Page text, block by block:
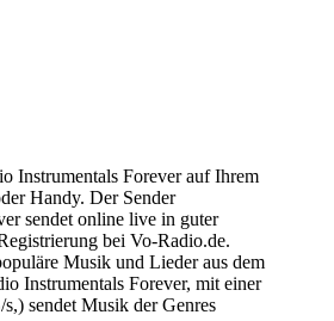
Instrumentals Forever auf Ihrem
Handy. Der Sender
sendet online live in guter
bei Vo-Radio.de.
Musik und Lieder aus dem
Instrumentals Forever, mit einer
sendet Musik der Genres